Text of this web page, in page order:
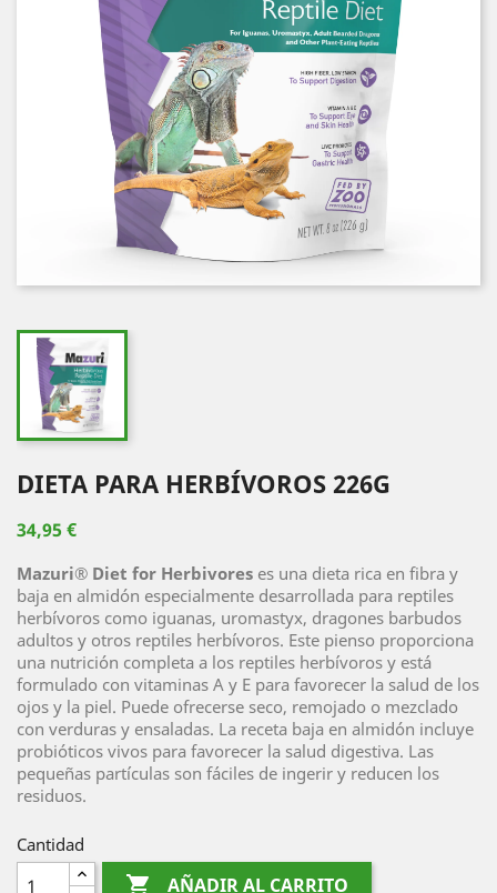
DIETA PARA HERBÍVOROS 226G
34,95 €
Mazuri® Diet for Herbivores es una dieta rica en fibra y
baja en almidón especialmente desarrollada para reptiles
herbívoros como iguanas, uromastyx, dragones barbudos
adultos y otros reptiles herbívoros. Este pienso proporciona
una nutrición completa a los reptiles herbívoros y está
formulado con vitaminas A y E para favorecer la salud de los
ojos y la piel. Puede ofrecerse seco, remojado o mezclado
con verduras y ensaladas. La receta baja en almidón incluye
probióticos vivos para favorecer la salud digestiva. Las
pequeñas partículas son fáciles de ingerir y reducen los
residuos.
Cantidad
 AÑADIR AL CARRITO